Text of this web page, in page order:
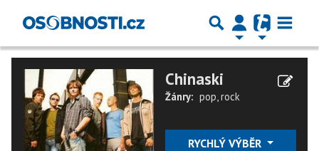
Chinaski
Žánry: pop,rock
RYCHLÝ VÝBĚR